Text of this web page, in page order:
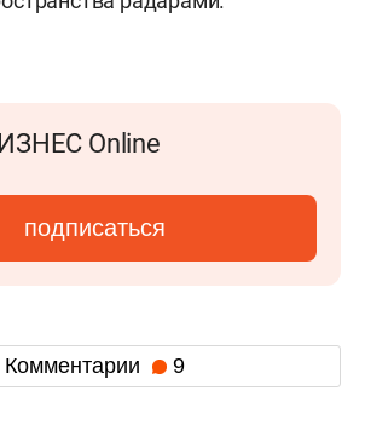
Online
подписаться
Комментарии 9